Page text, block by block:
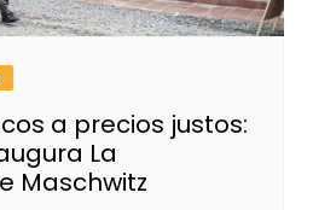
a precios justos:
La
Maschwitz